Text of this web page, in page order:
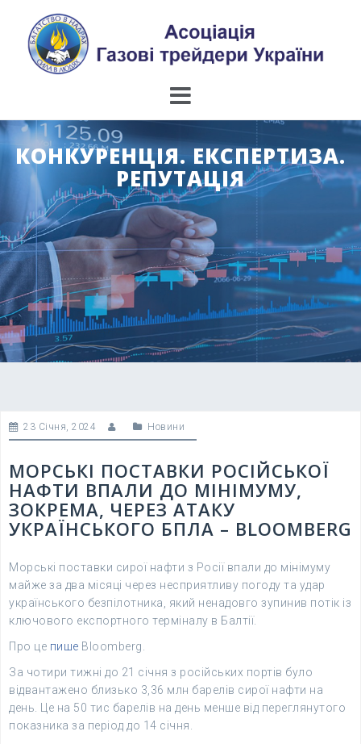
content
КОНКУРЕНЦІЯ. ЕКСПЕРТИЗА.
РЕПУТАЦІЯ
23 Січня, 2024 Новини
МОРСЬКІ ПОСТАВКИ РОСІЙСЬКОЇ
НАФТИ ВПАЛИ ДО МІНІМУМУ,
ЗОКРЕМА, ЧЕРЕЗ АТАКУ
УКРАЇНСЬКОГО БПЛА – BLOOMBERG
Морські поставки сирої нафти з Росії впали до мінімуму
майже за два місяці через несприятливу погоду та удар
українського безпілотника, який ненадовго зупинив потік із
ключового експортного терміналу в Балтії.
Про це пише Bloomberg.
За чотири тижні до 21 січня з російських портів було
відвантажено близько 3,36 млн барелів сирої нафти на
день. Це на 50 тис барелів на день менше від переглянутого
показника за період до 14 січня.